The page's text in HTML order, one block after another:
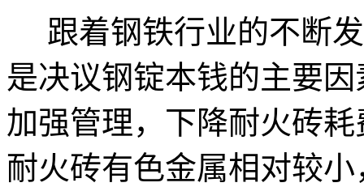
跟着钢铁行业的不断
是决议钢锭本钱的主要
加强管理，下降耐火砖
耐火砖有色金属相对较